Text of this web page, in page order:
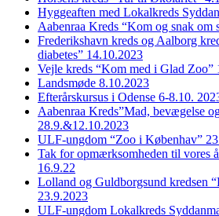
Hyggeaften med Lokalkreds
Aabenraa Kreds “Kom og snak om
Frederikshavn kreds og Aalborg
diabetes” 14.10.2023
Vejle kreds “Kom med i Glad Zoo”
Landsmøde 8.10.2023
Efterårskursus i Odense 6-8.10.
Aabenraa Kreds”Mad, bevægelse
28.9.&12.10.2023
ULF-ungdom “Zoo i Københav”
Tak for opmærksomheden til vores
16.9.22
Lolland og Guldborgsund kredsen
23.9.2023
ULF-ungdom Lokalkreds